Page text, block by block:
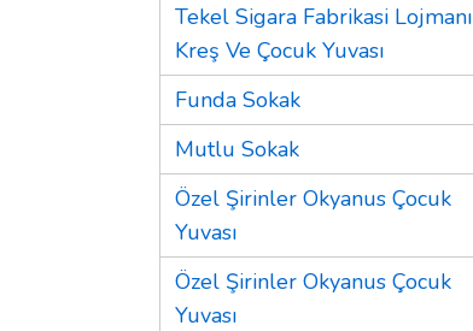
Tekel Sigara Fabrikasi Lojmanı
Kreş Ve Çocuk Yuvası
Funda Sokak
Mutlu Sokak
Özel Şirinler Okyanus Çocuk
Yuvası
Özel Şirinler Okyanus Çocuk
Yuvası